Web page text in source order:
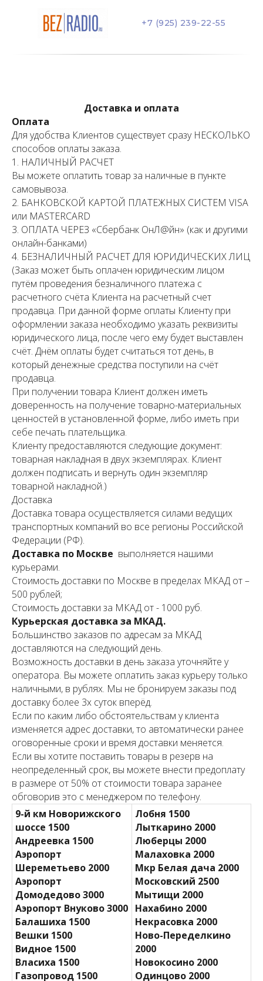
+7 (925) 239-22-55
Доставка и оплата
Оплата
Для удобства Клиентов существует сразу НЕСКОЛЬКО
способов оплаты заказа.
1. НАЛИЧНЫЙ РАСЧЕТ
Вы можете оплатить товар за наличные в пункте
самовывоза.
2. БАНКОВСКОЙ КАРТОЙ ПЛАТЕЖНЫХ СИСТЕМ VISA
или MASTERCARD
3. ОПЛАТА ЧЕРЕЗ «Сбербанк ОнЛ@йн» (как и другими
онлайн-банками)
4. БЕЗНАЛИЧНЫЙ РАСЧЕТ ДЛЯ ЮРИДИЧЕСКИХ ЛИЦ
(Заказ может быть оплачен юридическим лицом
путём проведения безналичного платежа с
расчетного счёта Клиента на расчетный счет
продавца. При данной форме оплаты Клиенту при
оформлении заказа необходимо указать реквизиты
юридического лица, после чего ему будет выставлен
счёт. Днём оплаты будет считаться тот день, в
который денежные средства поступили на счёт
продавца.
При получении товара Клиент должен иметь
доверенность на получение товарно-материальных
ценностей в установленной форме, либо иметь при
себе печать плательщика.
Клиенту предоставляются следующие документ:
товарная накладная в двух экземплярах. Клиент
должен подписать и вернуть один экземпляр
товарной накладной.)
Доставка
Доставка товара осуществляется силами ведущих
транспортных компаний во все регионы Российской
Федерации (РФ).
Доставка по Москве выполняется нашими
курьерами.
Стоимость доставки по Москве в пределах МКАД от –
500 рублей;
Стоимость доставки за МКАД от - 1000 руб.
Курьерская доставка за МКАД.
Большинство заказов по адресам за МКАД
доставляются на следующий день.
Возможность доставки в день заказа уточняйте у
оператора. Вы можете оплатить заказ курьеру только
наличными, в рублях. Мы не бронируем заказы под
доставку более 3х суток вперёд.
Если по каким либо обстоятельствам у клиента
изменяется адрес доставки, то автоматически ранее
оговоренные сроки и время доставки меняется.
Если вы хотите поставить товары в резерв на
неопределенный срок, вы можете внести предоплату
в размере от 50% от стоимости товара заранее
обговорив это с менеджером по телефону.
9-й км Новорижского
шоссе 1500
Андреевка 1500
Аэропорт
Шереметьево 2000
Аэропорт
Домодедово 3000
Аэропорт Внуково 3000
Балашиха 1500
Вешки 1500
Видное 1500
Власиха 1500
Газопровод 1500
Лобня 1500
Лыткарино 2000
Люберцы 2000
Малаховка 2000
Мкр Белая дача 2000
Московский 2500
Мытищи 2000
Нахабино 2000
Некрасовка 2000
Ново-Переделкино
2000
Новокосино 2000
Одинцово 2000